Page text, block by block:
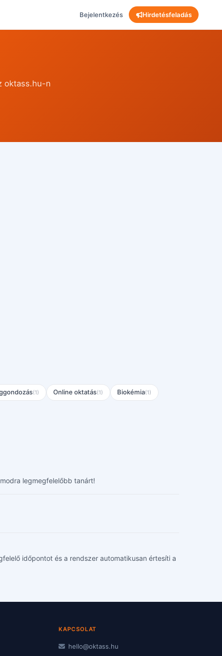
Bejelentkezés Hirdetésfeladás
oktass.hu-n
(1) Online oktatás(1) Biokémia(1)
legmegfelelőbb tanárt!
időpontot és a rendszer automatikusan értesíti a
KAPCSOLAT
hello@oktass.hu